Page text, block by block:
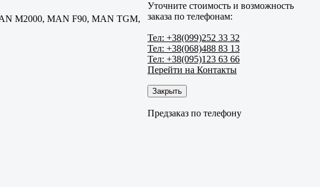
M2000, MAN F90, MAN TGM,
Уточните стоимость и возможность
заказа по телефонам:
Тел: +38(099)252 33 32
Тел: +38(068)488 83 13
Тел: +38(095)123 63 66
Перейти на Контакты
Закрыть
Предзаказ по телефону